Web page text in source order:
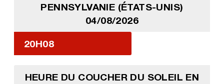
PENNSYLVANIE (ÉTATS-UNIS)
04/08/2026
20H08
HEURE DU COUCHER DU SOLEIL EN